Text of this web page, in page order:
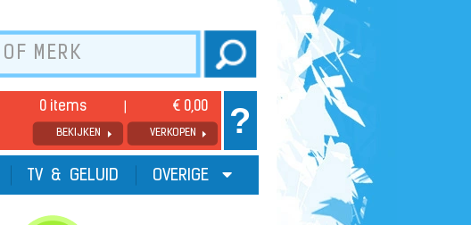
0 items € 0,00
BEKIJKEN VERKOPEN ?
TV & GELUID OVERIGE